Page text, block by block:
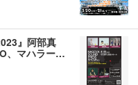
』阿部真
、マハラー…